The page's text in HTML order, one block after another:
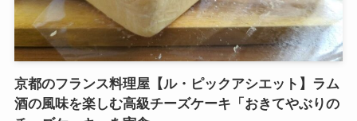
京都のフランス料理屋【ル・ピックアシエット】ラム
酒の風味を楽しむ高級チーズケーキ「おきてやぶりの